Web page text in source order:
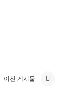
이전 게시물